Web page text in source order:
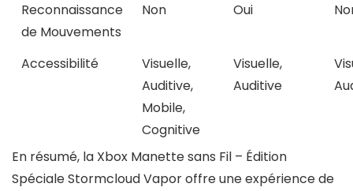
Reconnaissance
de Mouvements
Non Oui
Accessibilité
Visuelle,
Auditive,
Mobile,
Cognitive
Visuelle,
Auditive
En résumé, la Xbox Manette sans Fil – Édition
Spéciale Stormcloud Vapor offre une expérience de